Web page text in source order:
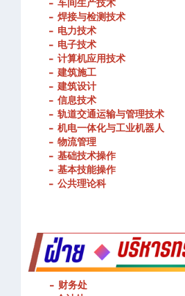
- 机械技术
- 车间生产技术
- 焊接与检测技术
- 电力技术
- 电子技术
-计算机应用技术
-建筑施工
- 建筑设计
- 信息技术
- 轨道交通运输与管理技术
- 机电一体化与工业机器人
- 物流管理
- 基础技术操作
- 基本技能操作